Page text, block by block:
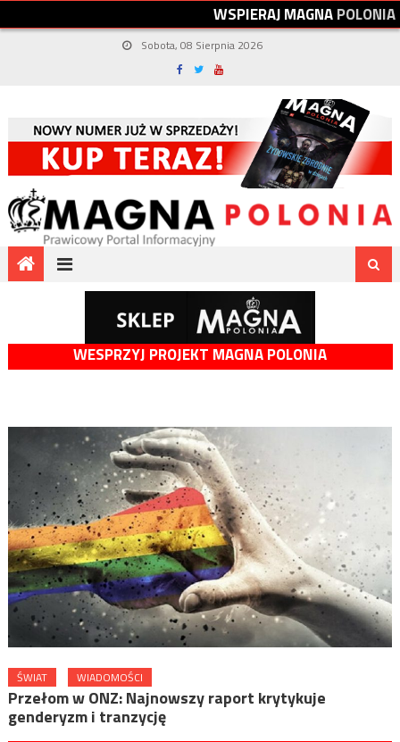
WSPIERAJMAGNAPOLONIA
Sobota, 08 Sierpnia 2026
WESPRZYJ PROJEKT MAGNA POLONIA
ŚWIAT WIADOMOŚCI
Przełom w ONZ: Najnowszy raport krytykuje
genderyzm i tranzycję